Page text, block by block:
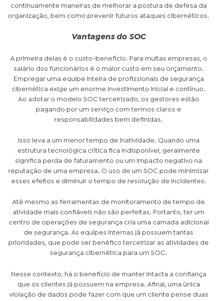
continuamente maneiras de melhorar a postura de defesa da
organização, bem como prevenir futuros ataques cibernéticos.
Vantagens do SOC
A primeira delas é o custo-benefício. Para muitas empresas, o
salário dos funcionários é o maior custo em seu orçamento.
Empregar uma equipe inteira de profissionais de segurança
cibernética exige um enorme investimento inicial e contínuo.
Ao adotar o modelo SOC terceirizado, os gestores estão
pagando por um serviço com termos claros e
responsabilidades bem definidas.
Isso leva a um menor tempo de inatividade. Quando uma
estrutura tecnológica crítica fica indisponível, geralmente
significa perda de faturamento ou um impacto negativo na
reputação de uma empresa. O uso de um SOC pode minimizar
esses efeitos e diminuir o tempo de resolução de incidentes.
Até mesmo as ferramentas de monitoramento de tempo de
atividade mais confiáveis não são perfeitas. Portanto, ter um
centro de operações de segurança cria uma camada adicional
de segurança. As equipes internas já possuem tantas
prioridades, que pode ser benéfico terceirizar as atividades de
segurança cibernética para um SOC.
Nesse contexto, há o benefício de manter intacta a confiança
que os clientes já possuem na empresa. Afinal, uma única
violação de dados pode fazer com que um cliente pense duas